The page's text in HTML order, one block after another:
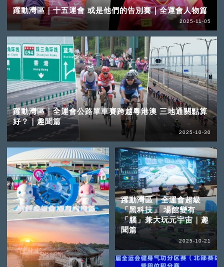
躍動灣區｜十五運會 或是他們的告別賽｜全運會人物篇
2025-11-05
躍動灣區｜全運會公路單車賽跨越粵港澳 三地通關點算
好？｜趣聞篇
2025-10-30
躍動灣區｜全運會超級
「黑科技」 場館變有
「腦」兼大玩元宇宙｜趣
聞篇
2025-10-21